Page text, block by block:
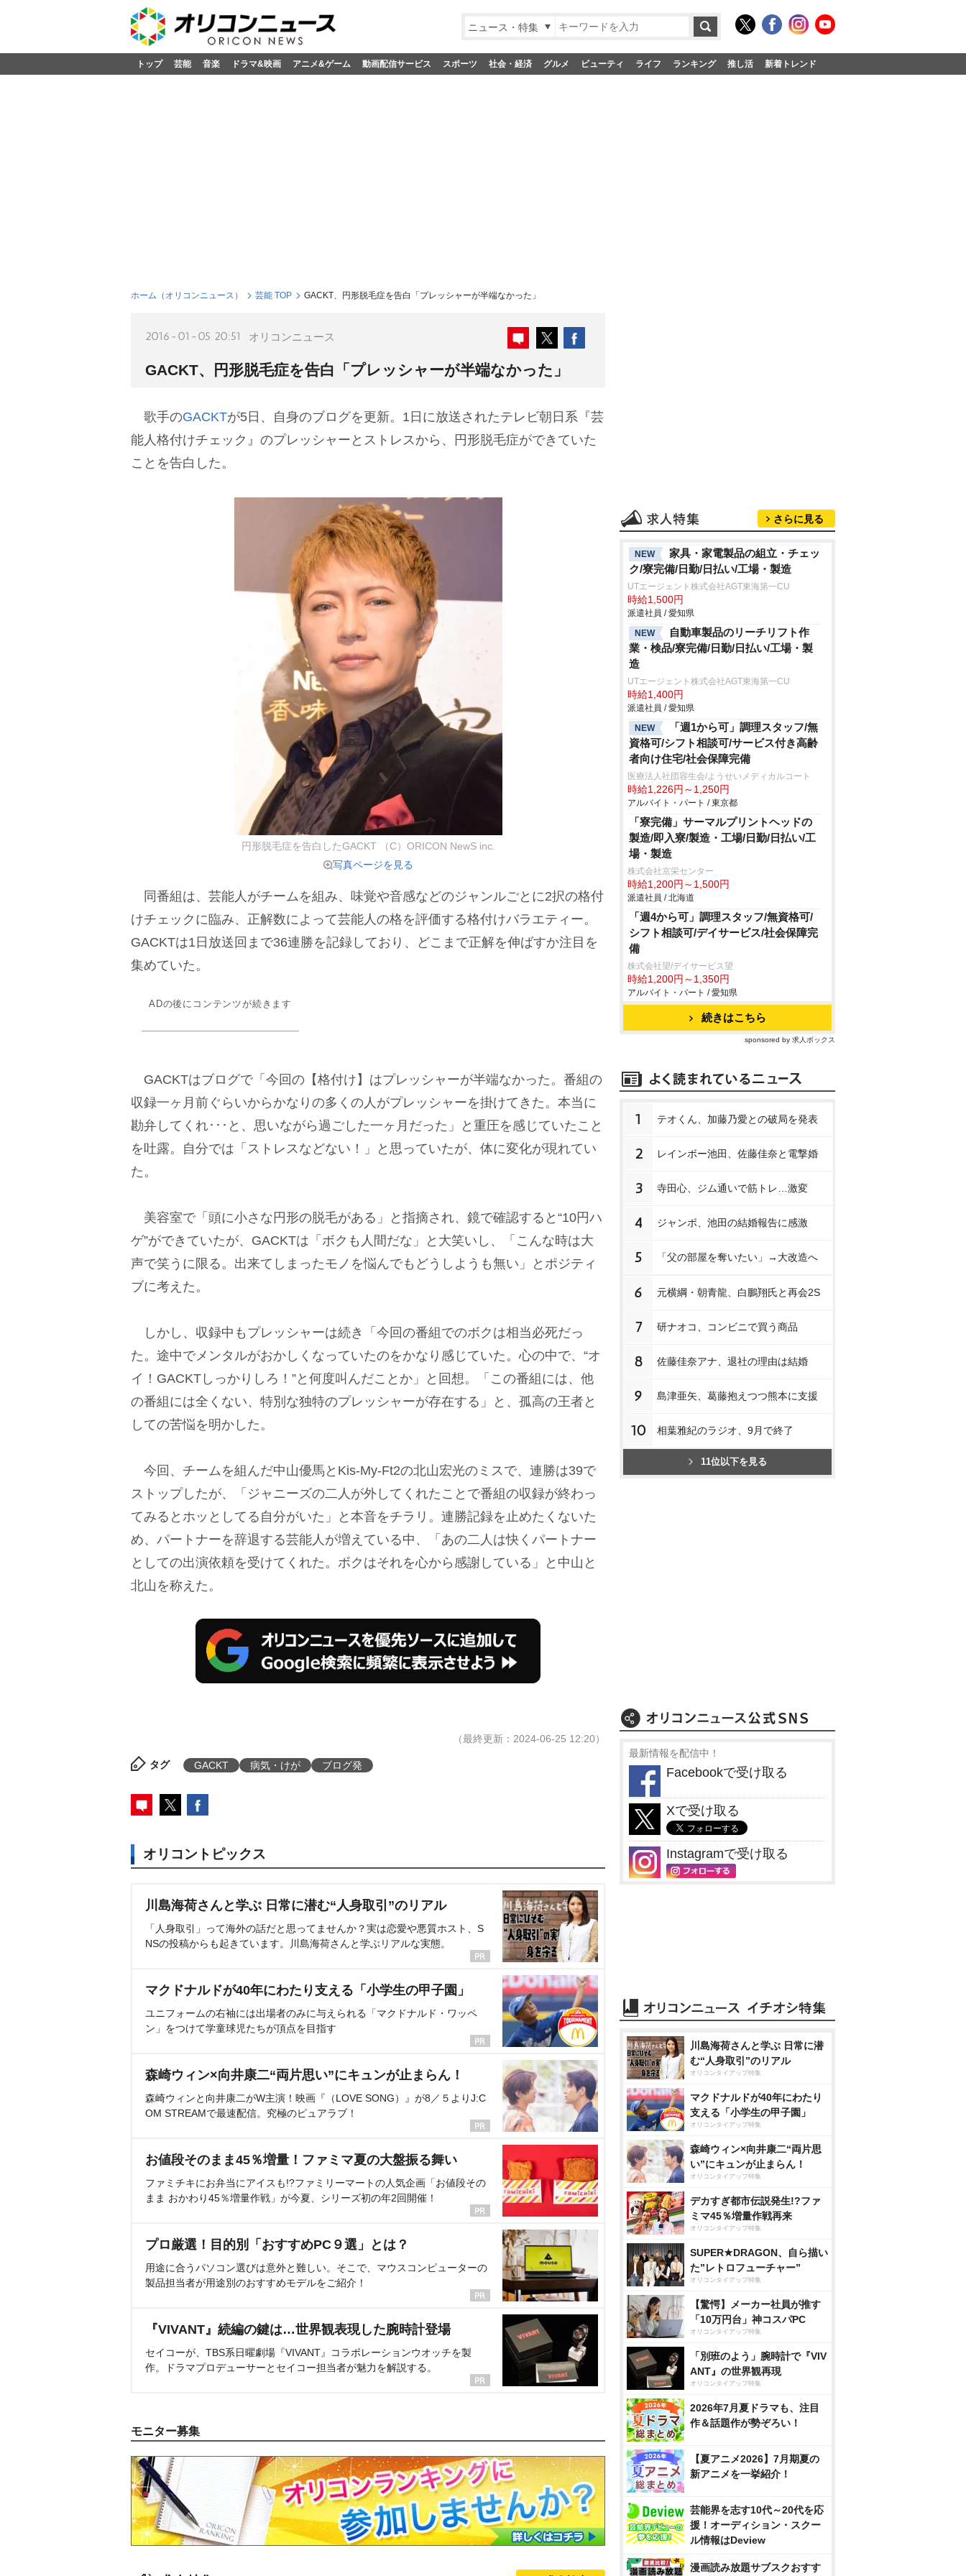
ニュース・特集
トップ 芸能 音楽 ドラマ&映画 アニメ&ゲーム 動画配信サービス スポーツ 社会・経済 グルメ ビューティ ライフ ランキング 推し活 新着トレンド
ホーム（オリコンニュース） 芸能 TOP GACKT、円形脱毛症を告白「プレッシャーが半端なかった」
2016-01-05 20:51 オリコンニュース
GACKT、円形脱毛症を告白「プレッシャーが半端なかった」
歌手のGACKTが5日、自身のブログを更新。1日に放送されたテレビ朝日系『芸
能人格付けチェック』のプレッシャーとストレスから、円形脱毛症ができていた
ことを告白した。
円形脱毛症を告白したGACKT （C）ORICON NewS inc.
写真ページを見る
同番組は、芸能人がチームを組み、味覚や音感などのジャンルごとに2択の格付
けチェックに臨み、正解数によって芸能人の格を評価する格付けバラエティー。
GACKTは1日放送回まで36連勝を記録しており、どこまで正解を伸ばすか注目を
集めていた。
ADの後にコンテンツが続きます
GACKTはブログで「今回の【格付け】はプレッシャーが半端なかった。番組の
収録一ヶ月前ぐらいからかなりの多くの人がプレッシャーを掛けてきた。本当に
勘弁してくれ･･･と、思いながら過ごした一ヶ月だった」と重圧を感じていたこと
を吐露。自分では「ストレスなどない！」と思っていたが、体に変化が現れてい
た。
美容室で「頭に小さな円形の脱毛がある」と指摘され、鏡で確認すると“10円ハ
ゲ”ができていたが、GACKTは「ボクも人間だな」と大笑いし、「こんな時は大
声で笑うに限る。出来てしまったモノを悩んでもどうしようも無い」とポジティ
ブに考えた。
しかし、収録中もプレッシャーは続き「今回の番組でのボクは相当必死だっ
た。途中でメンタルがおかしくなっていたのをかなり感じていた。心の中で、“オ
イ！GACKTしっかりしろ！”と何度叫んだことか」と回想。「この番組には、他
の番組には全くない、特別な独特のプレッシャーが存在する」と、孤高の王者と
しての苦悩を明かした。
今回、チームを組んだ中山優馬とKis-My-Ft2の北山宏光のミスで、連勝は39で
ストップしたが、「ジャニーズの二人が外してくれたことで番組の収録が終わっ
てみるとホッとしてる自分がいた」と本音をチラリ。連勝記録を止めたくないた
め、パートナーを辞退する芸能人が増えている中、「あの二人は快くパートナー
としての出演依頼を受けてくれた。ボクはそれを心から感謝している」と中山と
北山を称えた。
（最終更新：2024-06-25 12:20）
タグ GACKT 病気・けが ブログ発
オリコントピックス
川島海荷さんと学ぶ 日常に潜む“人身取引”のリアル
「人身取引」って海外の話だと思ってませんか？実は恋愛や悪質ホスト、S
NSの投稿からも起きています。川島海荷さんと学ぶリアルな実態。
マクドナルドが40年にわたり支える「小学生の甲子園」
ユニフォームの右袖には出場者のみに与えられる「マクドナルド・ワッペ
ン」をつけて学童球児たちが頂点を目指す
森崎ウィン×向井康二“両片思い”にキュンが止まらん！
森崎ウィンと向井康二がW主演！映画『（LOVE SONG）』が8／５よりJ:C
OM STREAMで最速配信。究極のピュアラブ！
お値段そのまま45％増量！ファミマ夏の大盤振る舞い
ファミチキにお弁当にアイスも!?ファミリーマートの人気企画「お値段その
まま おかわり45％増量作戦」が今夏、シリーズ初の年2回開催！
プロ厳選！目的別「おすすめPC９選」とは？
用途に合うパソコン選びは意外と難しい。そこで、マウスコンピューターの
製品担当者が用途別のおすすめモデルをご紹介！
『VIVANT』続編の鍵は…世界観表現した腕時計登場
セイコーが、TBS系日曜劇場『VIVANT』コラボレーションウオッチを製
作。ドラマプロデューサーとセイコー担当者が魅力を解説する。
モニター募集
さらに見る
NEW
家具・家電製品の組立・チェッ
ク/寮完備/日勤/日払い/工場・製造
UTエージェント株式会社AGT東海第一CU
時給1,500円
派遣社員 / 愛知県
NEW
自動車製品のリーチリフト作
業・検品/寮完備/日勤/日払い/工場・製
造
UTエージェント株式会社AGT東海第一CU
時給1,400円
派遣社員 / 愛知県
NEW
「週1から可」調理スタッフ/無
資格可/シフト相談可/サービス付き高齢
者向け住宅/社会保障完備
医療法人社団容生会/ようせいメディカルコート
時給1,226円～1,250円
アルバイト・パート / 東京都
「寮完備」サーマルプリントヘッドの
製造/即入寮/製造・工場/日勤/日払い/工
場・製造
株式会社京栄センター
時給1,200円～1,500円
派遣社員 / 北海道
「週4から可」調理スタッフ/無資格可/
シフト相談可/デイサービス/社会保障完
備
株式会社望/デイサービス望
時給1,200円～1,350円
アルバイト・パート / 愛知県
続きはこちら
sponsored by 求人ボックス
1 テオくん、加藤乃愛との破局を発表
2 レインボー池田、佐藤佳奈と電撃婚
3 寺田心、ジム通いで筋トレ…激変
4 ジャンボ、池田の結婚報告に感激
5 「父の部屋を奪いたい」→大改造へ
6 元横綱・朝青龍、白鵬翔氏と再会2S
7 研ナオコ、コンビニで買う商品
8 佐藤佳奈アナ、退社の理由は結婚
9 島津亜矢、葛藤抱えつつ熊本に支援
10 相葉雅紀のラジオ、9月で終了
11位以下を見る
最新情報を配信中！
Facebookで受け取る
Xで受け取る
Instagramで受け取る
川島海荷さんと学ぶ 日常に潜
む“人身取引”のリアル
オリコンタイアップ特集
マクドナルドが40年にわたり
支える「小学生の甲子園」
オリコンタイアップ特集
森崎ウィン×向井康二“両片思
い”にキュンが止まらん！
オリコンタイアップ特集
デカすぎ都市伝説発生!?ファ
ミマ45％増量作戦再来
オリコンタイアップ特集
SUPER★DRAGON、自ら描い
た”レトロフューチャー”
オリコンタイアップ特集
【驚愕】メーカー社員が推す
「10万円台」神コスパPC
オリコンタイアップ特集
「別班のよう」腕時計で『VIV
ANT』の世界観再現
オリコンタイアップ特集
2026年7月夏ドラマも、注目
作＆話題作が勢ぞろい！
【夏アニメ2026】7月期夏の
新アニメを一挙紹介！
芸能界を志す10代～20代を応
援！オーディション・スクー
ル情報はDeview
漫画読み放題サブスクおすす